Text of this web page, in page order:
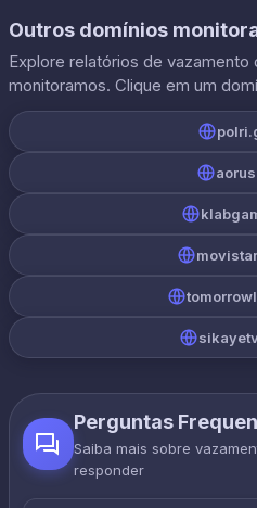
Outros domínios
Explore relatórios de
monitoramos. Clique em um
Perguntas
Saiba mais sobre
responder